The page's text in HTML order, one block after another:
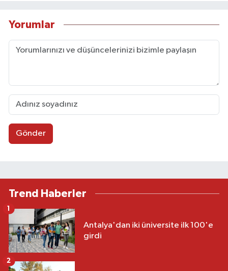
Yorumlar
Gönder
Trend Haberler
Antalya'dan iki üniversite ilk 100'e
girdi
1
2